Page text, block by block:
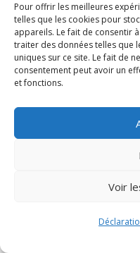
Pour offrir les meilleures
telles que les cookies pour
appareils. Le fait de consentir
traiter des données telles que
uniques sur ce site. Le fait de
consentement peut avoir un
et fonctions.
Voir
Signify-Child By